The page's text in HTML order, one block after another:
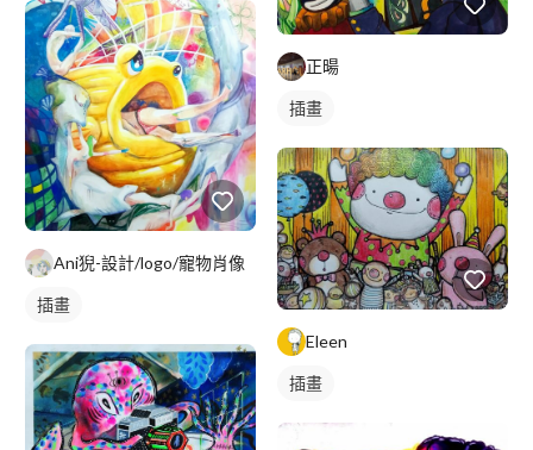
繪畫風格
日式畫風
插畫
人物插畫
Ani猊-設計/logo/寵物肖像
插畫
正暘
插畫
Eleen
插畫